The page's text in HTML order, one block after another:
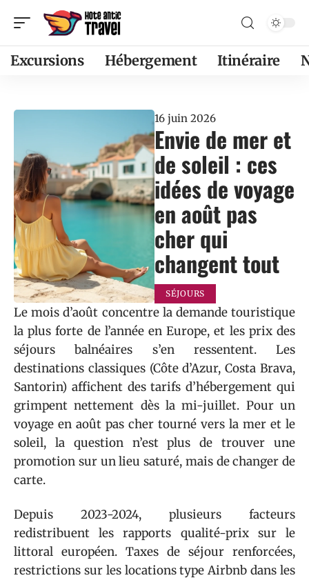
Excursions Hébergement Itinéraire
16 juin 2026
Envie de mer et
de soleil : ces
idées de voyage
en août pas
cher qui
changent tout
SÉJOURS
Le mois d’août concentre la demande touristique
la plus forte de l’année en Europe, et les prix des
séjours balnéaires s’en ressentent. Les
destinations classiques (Côte d’Azur, Costa Brava,
Santorin) affichent des tarifs d’hébergement qui
grimpent nettement dès la mi-juillet. Pour un
voyage en août pas cher tourné vers la mer et le
soleil, la question n’est plus de trouver une
promotion sur un lieu saturé, mais de changer de
carte.
Depuis 2023-2024, plusieurs facteurs
redistribuent les rapports qualité-prix sur le
littoral européen. Taxes de séjour renforcées,
restrictions sur les locations type Airbnb dans les